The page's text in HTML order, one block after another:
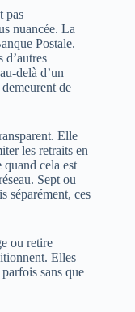
pas
nuancée. La
Postale.
d’autres
delà d’un
de
Elle
les retraits en
quand cela est
Sept ou
séparément, ces
ou retire
Elles
sans que